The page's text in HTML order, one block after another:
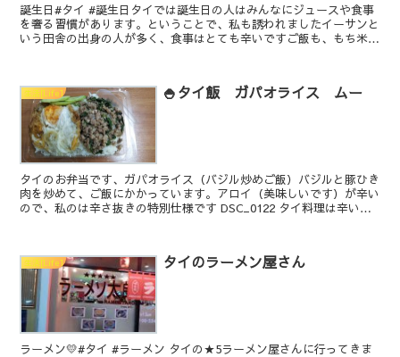
誕生日#タイ #誕生日タイでは誕生日の人はみんなにジュースや食事
を奢る習慣があります。ということで、私も誘われましたイーサンと
いう田舎の出身の人が多く、食事はとても辛いですご飯も、もち米の
生活[Life] 🍚タイ飯 ガパオライス ムー
タイのお弁当です、ガパオライス（バジル炒めご飯）バジルと豚ひき
肉を炒めて、ご飯にかかっています。アロイ（美味しいです）が辛い
ので、私のは辛さ抜きの特別仕様です DSC_0122 タイ料理は辛いで
生活[Life] タイのラーメン屋さん
ラーメン💛#タイ #ラーメン タイの★5ラーメン屋さんに行ってきま